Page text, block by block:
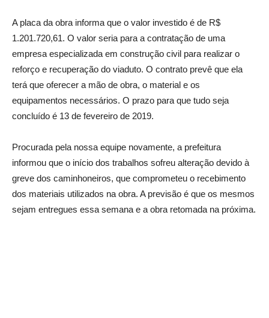
A placa da obra informa que o valor investido é de R$
1.201.720,61. O valor seria para a contratação de uma
empresa especializada em construção civil para realizar o
reforço e recuperação do viaduto. O contrato prevê que ela
terá que oferecer a mão de obra, o material e os
equipamentos necessários. O prazo para que tudo seja
concluído é 13 de fevereiro de 2019.
Procurada pela nossa equipe novamente, a prefeitura
informou que o início dos trabalhos sofreu alteração devido à
greve dos caminhoneiros, que comprometeu o recebimento
dos materiais utilizados na obra. A previsão é que os mesmos
sejam entregues essa semana e a obra retomada na próxima.